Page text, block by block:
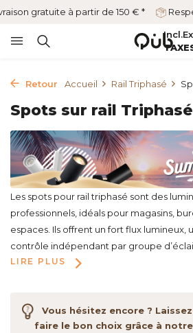
gratuite à partir de 150 € *
Incl.
Retour Accueil Rail Triphasé
Spots sur rail Triphasé
Les spots pour rail triphasé sont des
professionnels, idéals pour magasins,
espaces. Ils offrent un fort flux lumineux,
contrôle indépendant par groupe
LIRE PLUS
Vous hésitez encore ?
faire le bon choix grâce à